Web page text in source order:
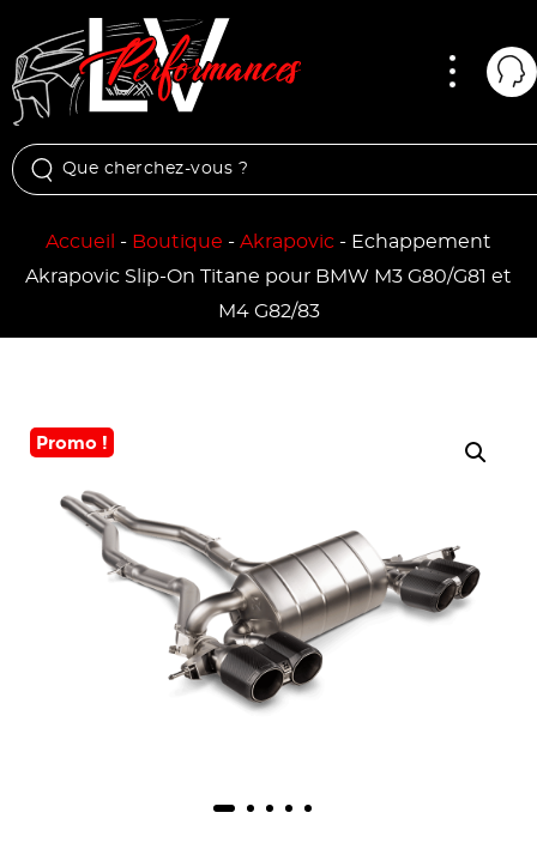
Accueil - Boutique - Akrapovic - Echappement
Akrapovic Slip-On Titane pour BMW M3 G80/G81 et
M4 G82/83
Promo !